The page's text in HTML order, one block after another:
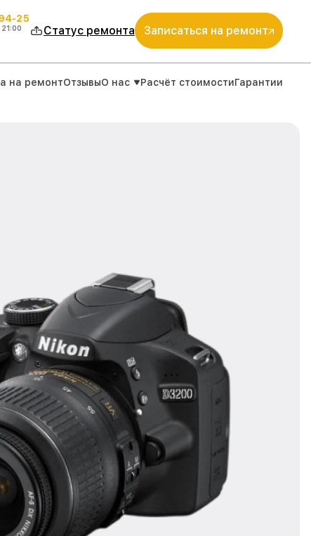
25
21:00 Статус ремонта Записаться на ремонт
на ремонтОтзывыО нас Расчёт стоимостиГарантии